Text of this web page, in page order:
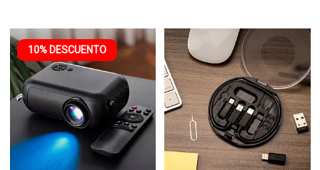
10% DESCUENTO